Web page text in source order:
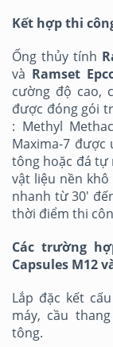
Kết hợp thi
Ống thủy tính
và Ramset
cường độ cao,
được đóng gói
: Methyl
Maxima-7
tông hoặc đá tự
vật liệu nền
nhanh từ 30'
thời điểm thi
Các trường
Capsules M12
Lắp đặc kết
máy, cầu
tông.